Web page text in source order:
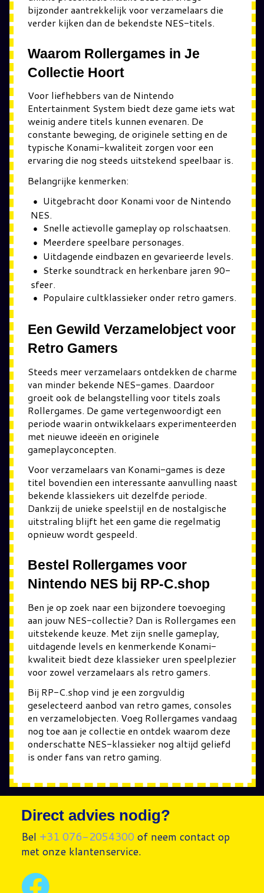
bijzonder aantrekkelijk voor verzamelaars die
verder kijken dan de bekendste NES-titels.
Waarom Rollergames in Je
Collectie Hoort
Voor liefhebbers van de Nintendo
Entertainment System biedt deze game iets wat
weinig andere titels kunnen evenaren. De
constante beweging, de originele setting en de
typische Konami-kwaliteit zorgen voor een
ervaring die nog steeds uitstekend speelbaar is.
Belangrijke kenmerken:
Uitgebracht door Konami voor de Nintendo
NES.
Snelle actievolle gameplay op rolschaatsen.
Meerdere speelbare personages.
Uitdagende eindbazen en gevarieerde levels.
Sterke soundtrack en herkenbare jaren 90-
sfeer.
Populaire cultklassieker onder retro gamers.
Een Gewild Verzamelobject voor
Retro Gamers
Steeds meer verzamelaars ontdekken de charme
van minder bekende NES-games. Daardoor
groeit ook de belangstelling voor titels zoals
Rollergames. De game vertegenwoordigt een
periode waarin ontwikkelaars experimenteerden
met nieuwe ideeën en originele
gameplayconcepten.
Voor verzamelaars van Konami-games is deze
titel bovendien een interessante aanvulling naast
bekende klassiekers uit dezelfde periode.
Dankzij de unieke speelstijl en de nostalgische
uitstraling blijft het een game die regelmatig
opnieuw wordt gespeeld.
Bestel Rollergames voor
Nintendo NES bij RP-C.shop
Ben je op zoek naar een bijzondere toevoeging
aan jouw NES-collectie? Dan is Rollergames een
uitstekende keuze. Met zijn snelle gameplay,
uitdagende levels en kenmerkende Konami-
kwaliteit biedt deze klassieker uren speelplezier
voor zowel verzamelaars als retro gamers.
Bij RP-C.shop vind je een zorgvuldig
geselecteerd aanbod van retro games, consoles
en verzamelobjecten. Voeg Rollergames vandaag
nog toe aan je collectie en ontdek waarom deze
onderschatte NES-klassieker nog altijd geliefd
is onder fans van retro gaming.
Direct advies nodig?
Bel +31 076-2054300 of neem contact op
met onze klantenservice.